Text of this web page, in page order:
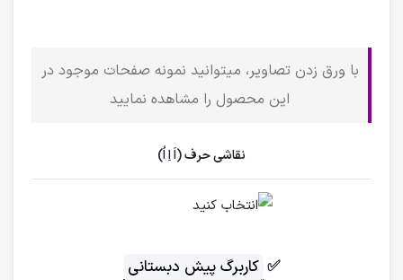
با ورق زدن تصاویر، میتوانید نمونه صفحات موجود در
این محصول را مشاهده نمایید
نقاشی حرف (اَ اِ اُ)
✅ کاربرگ پیش دبستانی